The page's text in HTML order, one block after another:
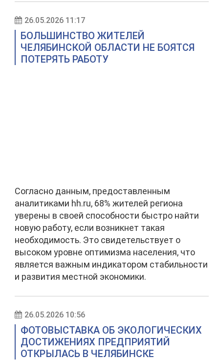
26.05.2026 11:17
БОЛЬШИНСТВО ЖИТЕЛЕЙ
ЧЕЛЯБИНСКОЙ ОБЛАСТИ НЕ БОЯТСЯ
ПОТЕРЯТЬ РАБОТУ
Согласно данным, предоставленным
аналитиками hh.ru, 68% жителей региона
уверены в своей способности быстро найти
новую работу, если возникнет такая
необходимость. Это свидетельствует о
высоком уровне оптимизма населения, что
является важным индикатором стабильности
и развития местной экономики.
26.05.2026 10:56
ФОТОВЫСТАВКА ОБ ЭКОЛОГИЧЕСКИХ
ДОСТИЖЕНИЯХ ПРЕДПРИЯТИЙ
ОТКРЫЛАСЬ В ЧЕЛЯБИНСКЕ